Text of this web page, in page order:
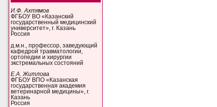
И.Ф. Ахтямов
ФГБОУ ВО «Казанский
государственный медицинский
университет», г. Казань
Россия
д.м.н., профессор, заведующий
кафедрой травматологии,
ортопедии и хирургии
экстремальных состояний
Е.А. Житлова
ФГБОУ ВПО «Казанская
государственная академия
ветеринарной медицины», г.
Казань
Россия